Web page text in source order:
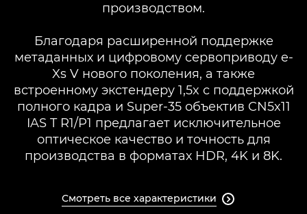
производством.
Благодаря расширенной поддержке
метаданных и цифровому сервоприводу e-
Xs V нового поколения, а также
встроенному экстендеру 1,5x с поддержкой
полного кадра и Super-35 объектив CN5x11
IAS T R1/P1 предлагает исключительное
оптическое качество и точность для
производства в форматах HDR, 4K и 8K.
Смотреть все характеристики 